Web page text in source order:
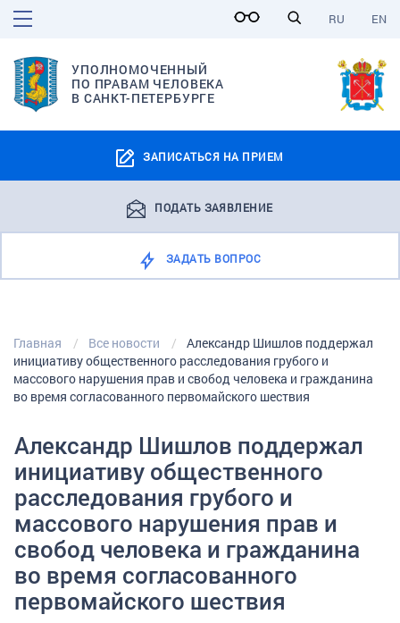
EN
RU
УПОЛНОМОЧЕННЫЙ
ПО ПРАВАМ ЧЕЛОВЕКА
В САНКТ-ПЕТЕРБУРГЕ
ЗАПИСАТЬСЯ НА ПРИЕМ
ПОДАТЬ ЗАЯВЛЕНИЕ
ЗАДАТЬ ВОПРОС
Главная Все новости
Александр Шишлов поддержал
инициативу общественного расследования грубого и
массового нарушения прав и свобод человека и гражданина
во время согласованного первомайского шествия
Александр Шишлов поддержал
инициативу общественного
расследования грубого и
массового нарушения прав и
свобод человека и гражданина
во время согласованного
первомайского шествия